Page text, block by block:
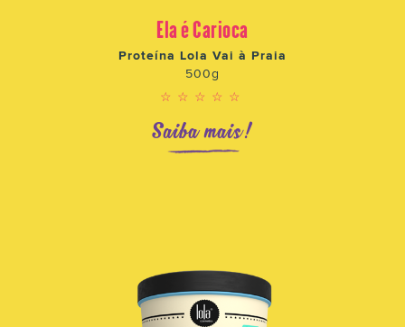
Ela é Carioca
Proteína Lola Vai à Praia
500g
☆☆☆☆☆
Saiba mais!